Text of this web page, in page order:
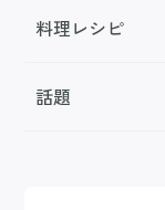
料理レシピ
話題